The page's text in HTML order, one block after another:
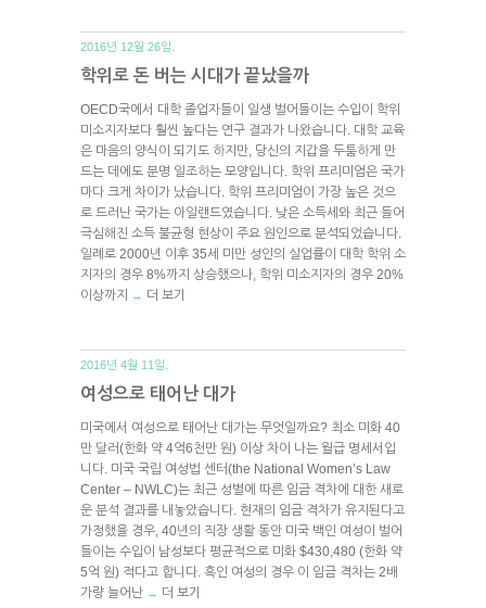
2016년 12월 26일.
학위로 돈 버는 시대가 끝났을까
OECD국에서 대학 졸업자들이 일생 벌어들이는 수입이 학위
미소지자보다 훨씬 높다는 연구 결과가 나왔습니다. 대학 교육
은 마음의 양식이 되기도 하지만, 당신의 지갑을 두툼하게 만
드는 데에도 분명 일조하는 모양입니다. 학위 프리미엄은 국가
마다 크게 차이가 났습니다. 학위 프리미엄이 가장 높은 것으
로 드러난 국가는 아일랜드였습니다. 낮은 소득세와 최근 들어
극심해진 소득 불균형 현상이 주요 원인으로 분석되었습니다.
일례로 2000년 이후 35세 미만 성인의 실업률이 대학 학위 소
지자의 경우 8%까지 상승했으나, 학위 미소지자의 경우 20%
이상까지
→ 더 보기
2016년 4월 11일.
여성으로 태어난 대가
미국에서 여성으로 태어난 대가는 무엇일까요? 최소 미화 40
만 달러(한화 약 4억6천만 원) 이상 차이 나는 월급 명세서입
니다. 미국 국립 여성법 센터(the National Women’s Law
Center – NWLC)는 최근 성별에 따른 임금 격차에 대한 새로
운 분석 결과를 내놓았습니다. 현재의 임금 격차가 유지된다고
가정했을 경우, 40년의 직장 생활 동안 미국 백인 여성이 벌어
들이는 수입이 남성보다 평균적으로 미화 $430,480 (한화 약
5억 원) 적다고 합니다. 흑인 여성의 경우 이 임금 격차는 2배
가량 늘어난 → 더 보기